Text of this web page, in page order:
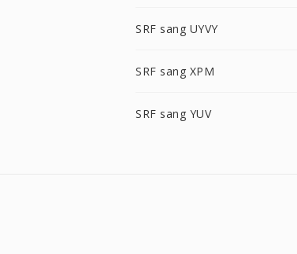
SRF sang UYVY
SRF sang XPM
SRF sang YUV